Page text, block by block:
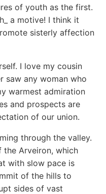
of youth as the first.
a motive! I think it
sisterly affection
I love my cousin
saw any woman who
warmest admiration
and prospects are
of our union.
through the valley.
the Arveiron, which
with slow pace is
of the hills to
sides of vast